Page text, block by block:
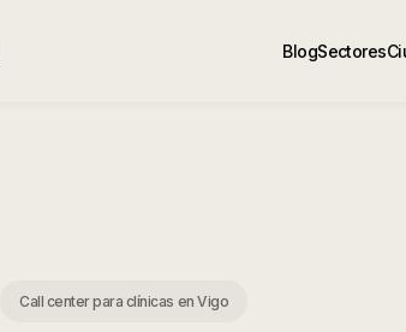
BlogSectores
Call center para clínicas enVigo